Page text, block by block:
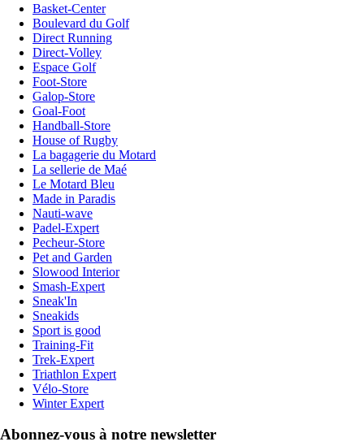
Basket-Center
Boulevard du Golf
Direct Running
Direct-Volley
Espace Golf
Foot-Store
Galop-Store
Goal-Foot
Handball-Store
House of Rugby
La bagagerie du Motard
La sellerie de Maé
Le Motard Bleu
Made in Paradis
Nauti-wave
Padel-Expert
Pecheur-Store
Pet and Garden
Slowood Interior
Smash-Expert
Sneak'In
Sneakids
Sport is good
Training-Fit
Trek-Expert
Triathlon Expert
Vélo-Store
Winter Expert
Abonnez-vous à notre newsletter